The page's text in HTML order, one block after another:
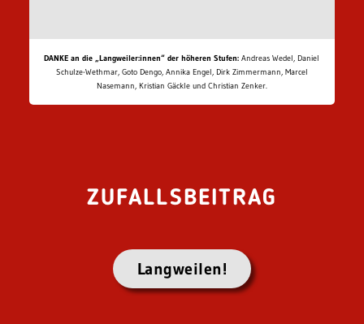
DANKE an die „Langweiler:innen“ der höheren Stufen: Andreas Wedel, Daniel
Schulze-Wethmar, Goto Dengo, Annika Engel, Dirk Zimmermann, Marcel
Nasemann, Kristian Gäckle und Christian Zenker.
ZUFALLSBEITRAG
Langweilen!